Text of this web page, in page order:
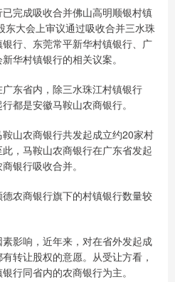
完成吸收合并佛山高明顺银村镇
大会上审议通过吸收合并三水珠
行、东莞常平新华村镇银行、广
华村镇银行的相关议案。
东省内，除三水珠江村镇银行
都是安徽马鞍山农商银行。
山农商银行共发起成立约20家村
，马鞍山农商银行在广东省发起
银行吸收合并。
农商银行旗下的村镇银行数量较
影响，近年来，对在省外发起成
转让股权的意愿。从受让方看，
行同省内的农商银行为主。